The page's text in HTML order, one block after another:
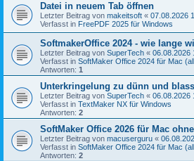
Datei in neuem Tab öffnen
Letzter Beitrag von makeitsoft « 07.08.2026
Verfasst in FreePDF 2025 für Windows
SoftmakerOffice 2024 - wie lange
Letzter Beitrag von SuperTech « 06.08.2026
Verfasst in SoftMaker Office 2024 für Mac
Antworten: 1
Unterkringelung zu dünn und blass
Letzter Beitrag von SuperTech « 06.08.2026
Verfasst in TextMaker NX für Windows
Antworten: 2
SoftMaker Office 2026 für Mac
Letzter Beitrag von macuserguru «
Verfasst in SoftMaker Office 2024 für Mac
Antworten: 2